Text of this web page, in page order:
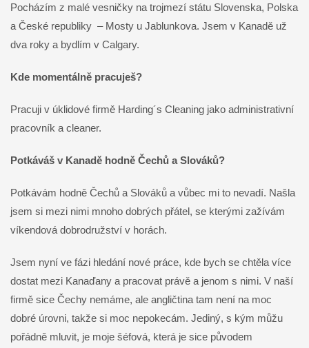
Pocházím z malé vesničky na trojmezí státu Slovenska, Polska
a České republiky – Mosty u Jablunkova. Jsem v Kanadě už
dva roky a bydlím v Calgary.
Kde momentálně pracuješ?
Pracuji v úklidové firmě Harding´s Cleaning jako administrativní
pracovník a cleaner.
Potkáváš v Kanadě hodně Čechů a Slováků?
Potkávám hodně Čechů a Slováků a vůbec mi to nevadí. Našla
jsem si mezi nimi mnoho dobrých přátel, se kterými zažívám
víkendová dobrodružství v horách.
Jsem nyní ve fázi hledání nové práce, kde bych se chtěla více
dostat mezi Kanaďany a pracovat právě a jenom s nimi. V naší
firmě sice Čechy nemáme, ale angličtina tam není na moc
dobré úrovni, takže si moc nepokecám. Jediný, s kým můžu
pořádně mluvit, je moje šéfová, která je sice původem